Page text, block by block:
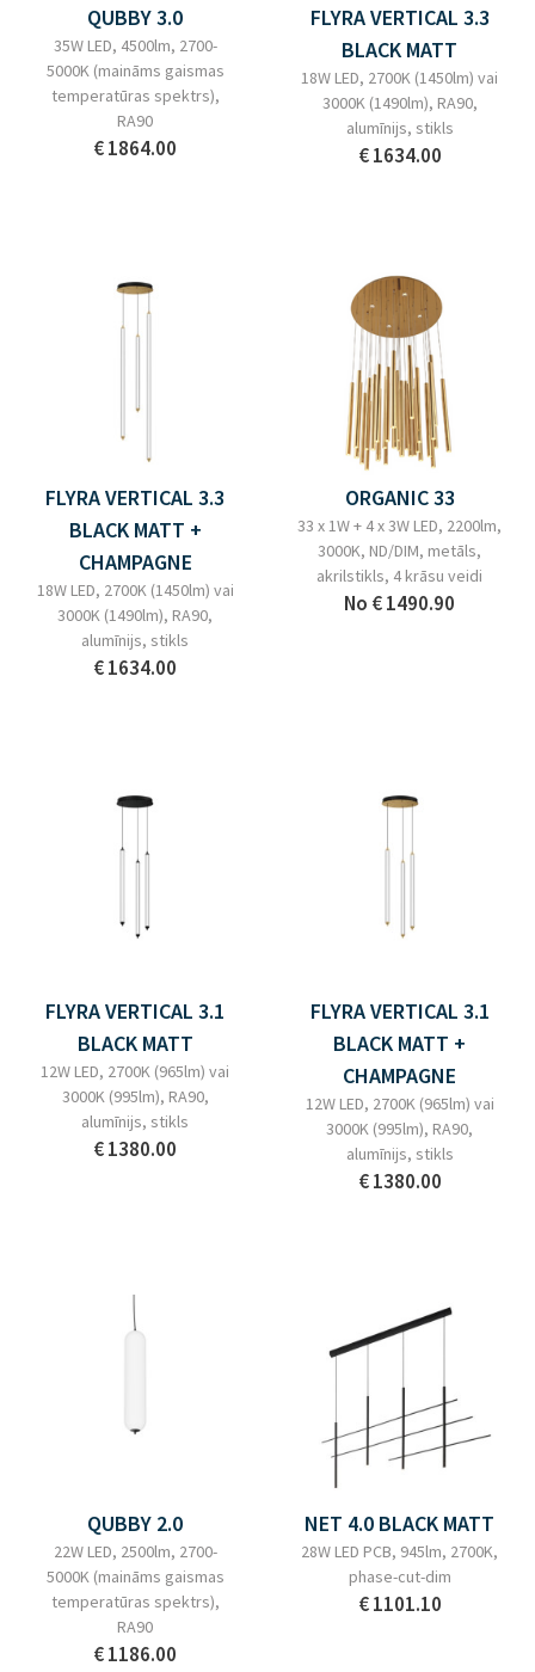
QUBBY 3.0
35W LED, 4500lm, 2700-
5000K (maināms gaismas
temperatūras spektrs),
RA90
€ 1864.00
FLYRA VERTICAL 3.3
BLACK MATT
18W LED, 2700K (1450lm) vai
3000K (1490lm), RA90,
alumīnijs, stikls
€ 1634.00
FLYRA VERTICAL 3.3
BLACK MATT +
CHAMPAGNE
18W LED, 2700K (1450lm) vai
3000K (1490lm), RA90,
alumīnijs, stikls
€ 1634.00
ORGANIC 33
33 x 1W + 4 x 3W LED, 2200lm,
3000K, ND/DIM, metāls,
akrilstikls, 4 krāsu veidi
No € 1490.90
FLYRA VERTICAL 3.1
BLACK MATT
12W LED, 2700K (965lm) vai
3000K (995lm), RA90,
alumīnijs, stikls
€ 1380.00
FLYRA VERTICAL 3.1
BLACK MATT +
CHAMPAGNE
12W LED, 2700K (965lm) vai
3000K (995lm), RA90,
alumīnijs, stikls
€ 1380.00
QUBBY 2.0
22W LED, 2500lm, 2700-
5000K (maināms gaismas
temperatūras spektrs),
RA90
€ 1186.00
NET 4.0 BLACK MATT
28W LED PCB, 945lm, 2700K,
phase-cut-dim
€ 1101.10